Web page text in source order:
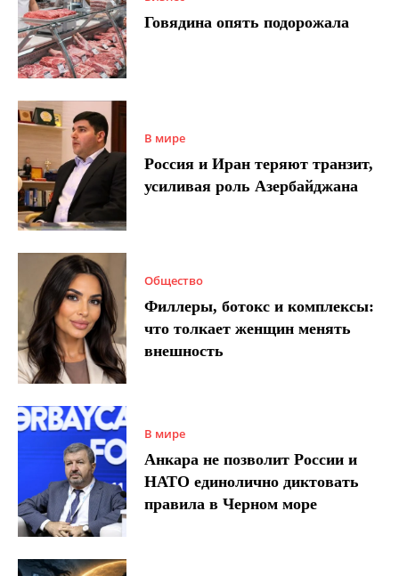
Говядина опять подорожала
В мире
Россия и Иран теряют транзит,
усиливая роль Азербайджана
Общество
Филлеры, ботокс и комплексы:
что толкает женщин менять
внешность
В мире
Анкара не позволит России и
НАТО единолично диктовать
правила в Черном море